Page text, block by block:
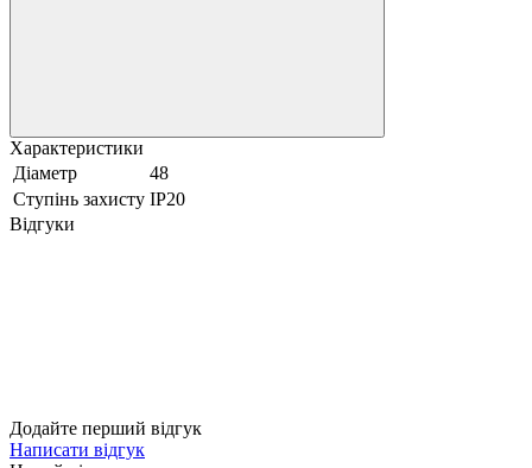
Характеристики
Діаметр
48
Ступінь захисту IP20
Відгуки
Додайте перший відгук
Написати відгук